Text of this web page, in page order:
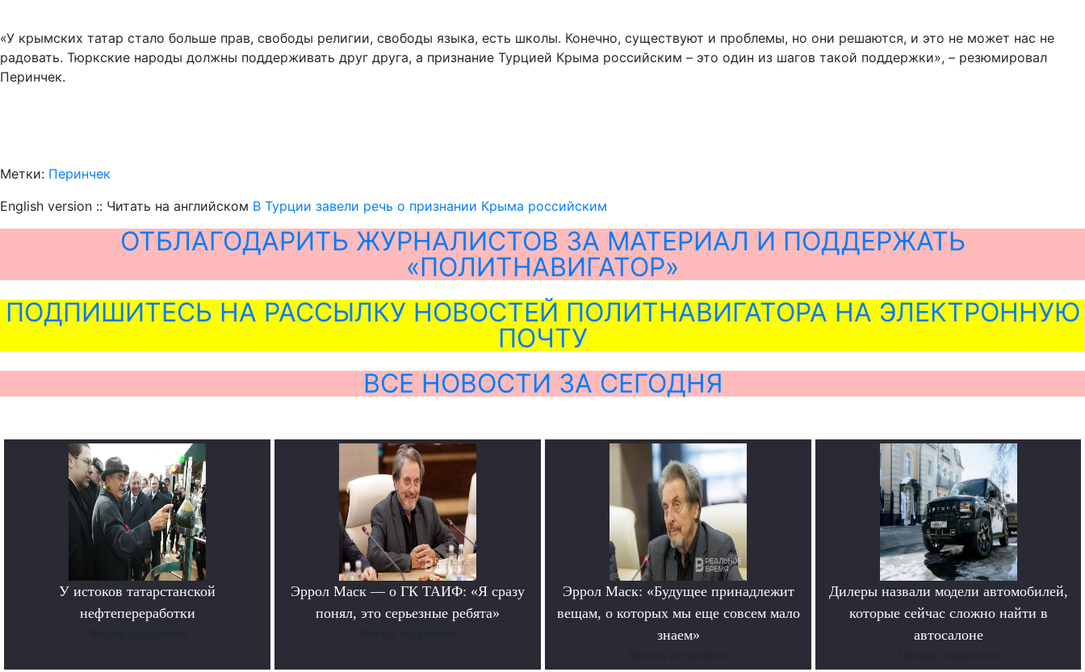
«У крымских татар стало больше прав, свободы религии, свободы языка, есть школы. Конечно, существуют и проблемы, но они решаются, и это не может нас не
радовать. Тюркские народы должны поддерживать друг друга, а признание Турцией Крыма российским – это один из шагов такой поддержки», – резюмировал
Перинчек.
Метки: Перинчек
English version :: Читать на английском В Турции завели речь о признании Крыма российским
ОТБЛАГОДАРИТЬ ЖУРНАЛИСТОВ ЗА МАТЕРИАЛ И ПОДДЕРЖАТЬ
«ПОЛИТНАВИГАТОР»
ПОДПИШИТЕСЬ НА РАССЫЛКУ НОВОСТЕЙ ПОЛИТНАВИГАТОРА НА ЭЛЕКТРОННУЮ
ПОЧТУ
ВСЕ НОВОСТИ ЗА СЕГОДНЯ
У истоков татарстанской
нефтепереработки
Эррол Маск — о ГК ТАИФ: «Я сразу
понял, это серьезные ребята»
Эррол Маск: «Будущее принадлежит
вещам, о которых мы еще совсем мало
знаем»
Дилеры назвали модели автомобилей,
которые сейчас сложно найти в
автосалоне